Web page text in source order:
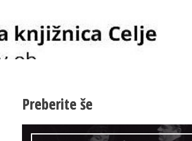
Projekti
Publikacije
Preberite še